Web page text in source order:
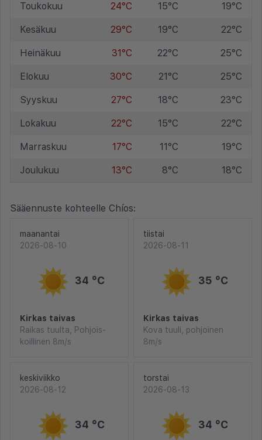
Toukokuu 24°C 15°C 19°C
Kesäkuu 29°C 19°C 22°C
Heinäkuu 31°C 22°C 25°C
Elokuu 30°C 21°C 25°C
Syyskuu 27°C 18°C 23°C
Lokakuu 22°C 15°C 22°C
Marraskuu 17°C 11°C 19°C
Joulukuu 13°C 8°C 18°C
Sääennuste kohteelle Chíos:
maanantai
2026-08-10
34 °C
Kirkas taivas
Raikas tuulta, Pohjois-
koillinen 8m/s
tiistai
2026-08-11
35 °C
Kirkas taivas
Kova tuuli, pohjoinen
8m/s
keskiviikko
2026-08-12
34 °C
torstai
2026-08-13
34 °C